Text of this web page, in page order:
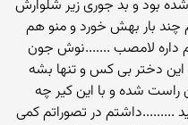
بود و بد جوری زیر شلوارش
چند بار بهش خورد و منو هم
داره لامصب .......نوش جون
دختر بی کس و تنها بشه
راست شده و با این کیر چه
.........داشتم در تصوراتم کمی